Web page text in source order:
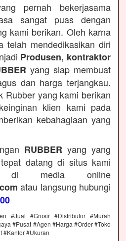
pernah bekerjasama
sangat puas dengan
kami berikan. Oleh karna
telah mendedikasikan diri
Produsen, kontraktor
yang siap membuat
dan harga terjangkau.
Rubber yang kami berikan
klien kami pada
kebahagiaan yang
RUBBER yang yang
datang di situs kami
di media online
atau langsung hubungi
#Jual #Grosir #Distributor #Murah
#Pusat #Agen #Harga #Order #Toko
#Kantor #Ukuran